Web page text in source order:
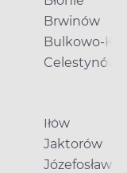
Brwinów
Bulkowo-
Celestynów
Iłów
Jaktorów
Józefosław